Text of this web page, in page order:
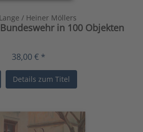
/ Heiner Möllers
in 100 Objekten
38,00 € *
Details zum Titel